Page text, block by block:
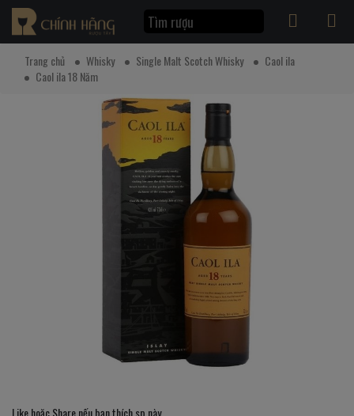
Trang chủ Whisky Single Malt Scotch Whisky
Caol ila
Caol ila 18 Năm
Like hoặc Share nếu bạn thích sp này